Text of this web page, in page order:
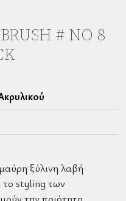
# ΝΟ 8
ξύλινη λαβή
το styling των
την ποιότητα